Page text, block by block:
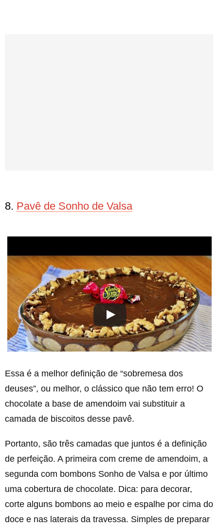
8. Pavê de Sonho de Valsa
Essa é a melhor definição de “sobremesa dos
deuses”, ou melhor, o clássico que não tem erro! O
chocolate a base de amendoim vai substituir a
camada de biscoitos desse pavê.
Portanto, são três camadas que juntos é a definição
de perfeição. A primeira com creme de amendoim, a
segunda com bombons Sonho de Valsa e por último
uma cobertura de chocolate. Dica: para decorar,
corte alguns bombons ao meio e espalhe por cima do
doce e nas laterais da travessa. Simples de preparar